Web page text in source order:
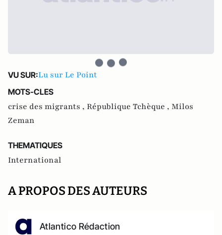
VU SUR:Lu sur Le Point
MOTS-CLES
crise des migrants , République Tchèque , Milos
Zeman
THEMATIQUES
International
A PROPOS DES AUTEURS
Atlantico Rédaction